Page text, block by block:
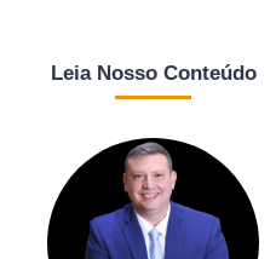
Leia Nosso Conteúdo